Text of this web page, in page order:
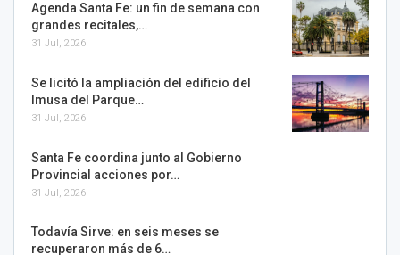
Agenda Santa Fe: un fin de semana con
grandes recitales,…
31 Jul, 2026
Se licitó la ampliación del edificio del
Imusa del Parque…
31 Jul, 2026
Santa Fe coordina junto al Gobierno
Provincial acciones por…
31 Jul, 2026
Todavía Sirve: en seis meses se
recuperaron más de 6…